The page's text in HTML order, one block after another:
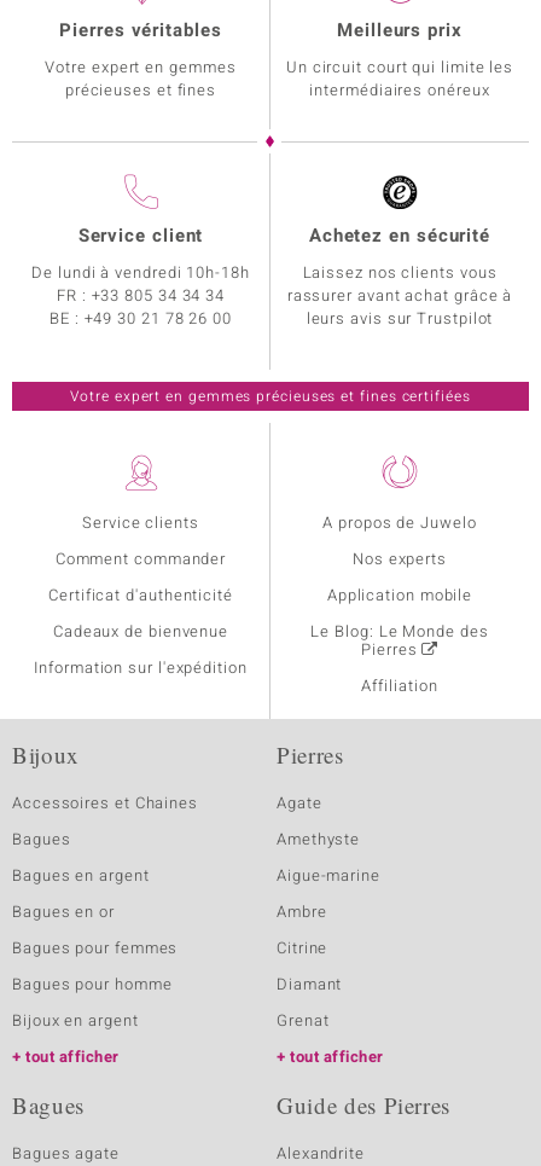
Service clients
Comment commander
Certificat d'authenticité
Cadeaux de bienvenue
Information sur l'expédition
A propos de Juwelo
Nos experts
Application mobile
Le Blog: Le Monde des
Pierres
Affiliation
Pierres véritables
Votre expert en gemmes
précieuses et fines
Meilleurs prix
Un circuit court qui limite les
intermédiaires onéreux
Service client
De lundi à vendredi 10h-18h
FR : +33 805 34 34 34
BE : +49 30 21 78 26 00
Achetez en sécurité
Laissez nos clients vous
rassurer avant achat grâce à
leurs avis sur Trustpilot
Votre expert en gemmes précieuses et fines certifiées
Bijoux
Accessoires et Chaines
Bagues
Bagues en argent
Bagues en or
Bagues pour femmes
Bagues pour homme
Bijoux en argent
tout afficher
Pierres
Agate
Amethyste
Aigue-marine
Ambre
Citrine
Diamant
Grenat
tout afficher
Bagues
Bagues agate
Guide des Pierres
Alexandrite